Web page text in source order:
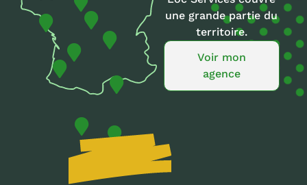
Caux Loc Services - Rouen
Caux Loc Services - Versailles
Services - St Brieuc
Services - La Roche / Yon
Caux Loc Services - Tours
Caux Loc Services - Auxerre
Caux Loc Services - Nîmes
Loc Services - Montauban
une grande partie du
territoire.
Voir mon
agence